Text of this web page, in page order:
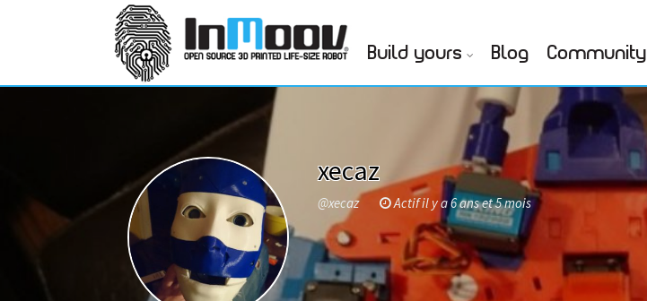
Build yours Blog Community
xecaz
@xecaz Actif il y a 6 ans et 5 mois